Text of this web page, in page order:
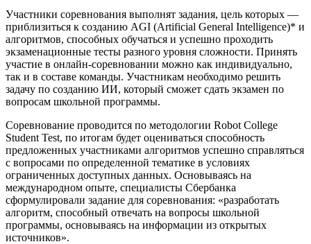
Участники соревнования выполнят задания, цель которых —
приблизиться к созданию AGI (Artificial General Intelligence)* и
алгоритмов, способных обучаться и успешно проходить
экзаменационные тесты разного уровня сложности. Принять
участие в онлайн-соревновании можно как индивидуально,
так и в составе команды. Участникам необходимо решить
задачу по созданию ИИ, который сможет сдать экзамен по
вопросам школьной программы.
Соревнование проводится по методологии Robot College
Student Test, по итогам будет оцениваться способность
предложенных участниками алгоритмов успешно справляться
с вопросами по определенной тематике в условиях
ограниченных доступных данных. Основываясь на
международном опыте, специалисты Сбербанка
сформулировали задание для соревнования: «разработать
алгоритм, способный отвечать на вопросы школьной
программы, основываясь на информации из открытых
источников».